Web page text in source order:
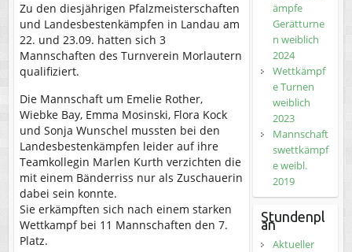
Zu den diesjährigen Pfalzmeisterschaften
und Landesbestenkämpfen in Landau am
22. und 23.09. hatten sich 3
Mannschaften des Turnverein Morlautern
qualifiziert.
Die Mannschaft um Emelie Rother,
Wiebke Bay, Emma Mosinski, Flora Kock
und Sonja Wunschel mussten bei den
Landesbestenkämpfen leider auf ihre
Teamkollegin Marlen Kurth verzichten die
mit einem Bänderriss nur als Zuschauerin
dabei sein konnte.
Sie erkämpften sich nach einem starken
Wettkampf bei 11 Mannschaften den 7.
Platz.
ämpfe
Gerätturne
n weiblich
2024
Wettkämpf
e Turnen
weiblich
2023
Mannschaft
swettkämpf
e weibl.
2019
Stundenpl
an
Aktueller